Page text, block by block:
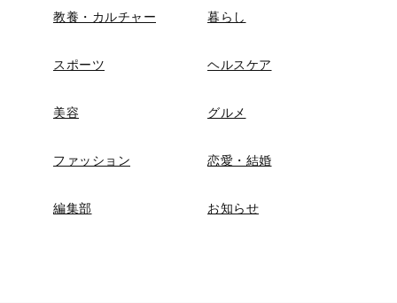
教養・カルチャー 暮らし
スポーツ ヘルスケア
美容 グルメ
ファッション 恋愛・結婚
編集部 お知らせ